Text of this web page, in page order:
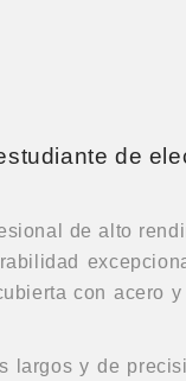
de
de alto
con acero
largos y de